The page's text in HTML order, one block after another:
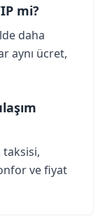
mi?
daha
aynı ücret,
taksisi,
ve fiyat